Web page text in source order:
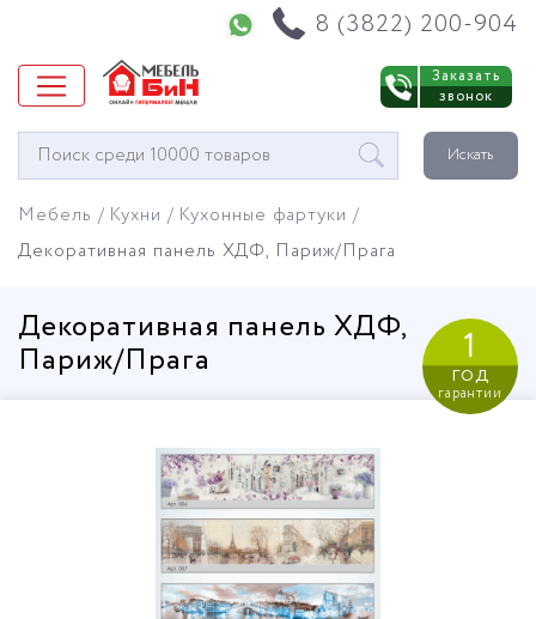
8 (3822) 200-904
Заказать
звонок
Окно
поиска
Искать
Мебель Кухни
Кухонные фартуки
Декоративная панель ХДФ, Париж/Прага
Декоративная панель ХДФ,
Париж/Прага
1
год
гарантии